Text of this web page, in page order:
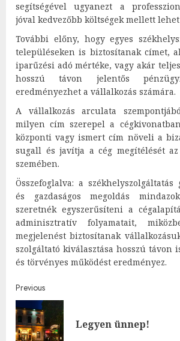
segítségével ugyanezt a
jóval kedvezőbb költségek mellett
További előny, hogy egyes
településeken is biztosítanak címet,
iparűzési adó mértéke, vagy akár
hosszú távon jelentős
eredményezhet a vállalkozás számára.
A vállalkozás arculata
milyen cím szerepel a
központi vagy ismert cím növeli a
sugall és javítja a cég megítélését
szemében.
Összefoglalva: a székhelyszolgáltatás
és gazdaságos megoldás
szeretnék egyszerűsíteni a
adminisztratív folyamatait,
megjelenést biztosítanak
szolgáltató kiválasztása hosszú távon
és törvényes működést eredményez.
Post
navigation
Previous
Legyen ünnep!